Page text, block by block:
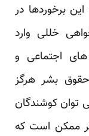
برخوردها در
خللی وارد
اجتماعی و
بشر هرگز
توان کوشندگان
ممکن است که